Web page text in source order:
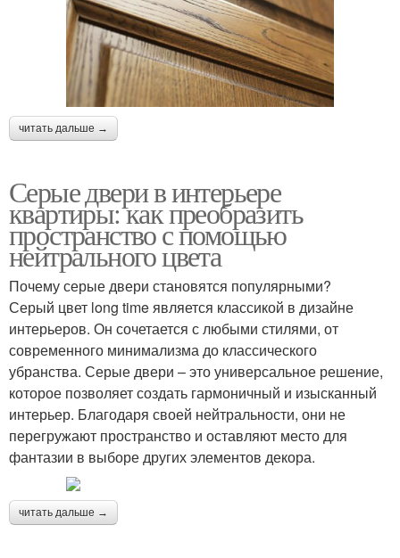
читать дальше →
Серые двери в интерьере
квартиры: как преобразить
пространство с помощью
нейтрального цвета
Почему серые двери становятся популярными?
Серый цвет long time является классикой в дизайне
интерьеров. Он сочетается с любыми стилями, от
современного минимализма до классического
убранства. Серые двери – это универсальное решение,
которое позволяет создать гармоничный и изысканный
интерьер. Благодаря своей нейтральности, они не
перегружают пространство и оставляют место для
фантазии в выборе других элементов декора.
читать дальше →